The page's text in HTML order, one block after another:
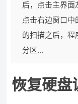
后，点击主界面
点击右边窗口中
的扫描之后，程
分区...
恢复硬盘